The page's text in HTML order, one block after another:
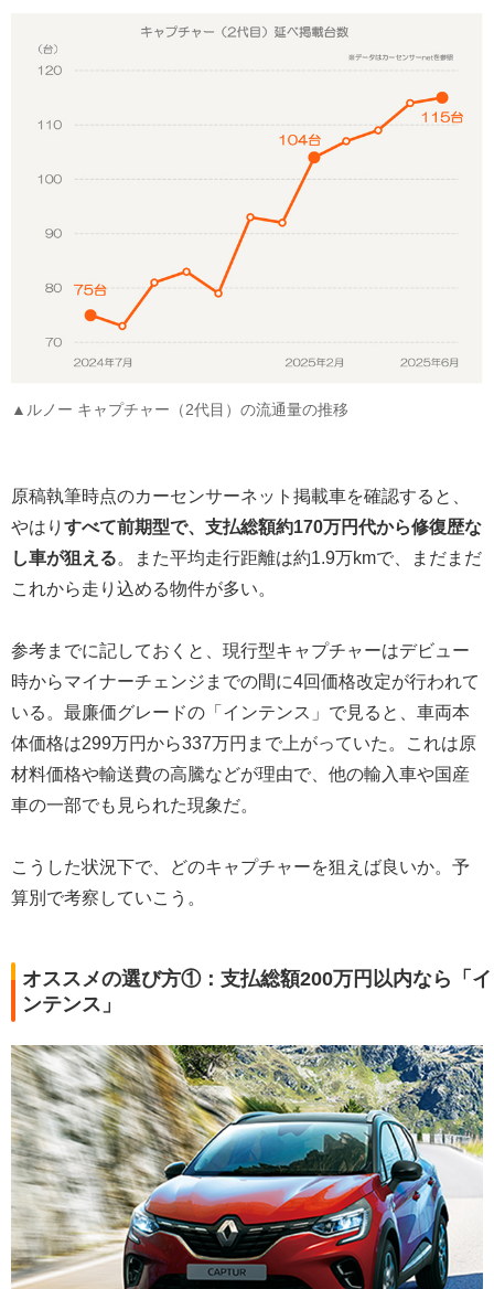
▲ルノー キャプチャー（2代目）の流通量の推移
原稿執筆時点のカーセンサーネット掲載車を確認すると、
やはり すべて前期型で、支払総額約170万円代から修復歴な
し車が狙える。また平均走行距離は約1.9万kmで、まだまだ
これから走り込める物件が多い。
参考までに記しておくと、現行型キャプチャーはデビュー
時からマイナーチェンジまでの間に4回価格改定が行われて
いる。最廉価グレードの「インテンス」で見ると、車両本
体価格は299万円から337万円まで上がっていた。これは原
材料価格や輸送費の高騰などが理由で、他の輸入車や国産
車の一部でも見られた現象だ。
こうした状況下で、どのキャプチャーを狙えば良いか。予
算別で考察していこう。
オススメの選び方①：支払総額200万円以内なら「イ
ンテンス」